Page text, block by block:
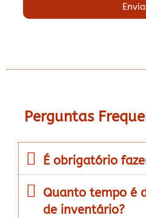
Perguntas
É obrigatório
Quanto tempo é
de inventário?